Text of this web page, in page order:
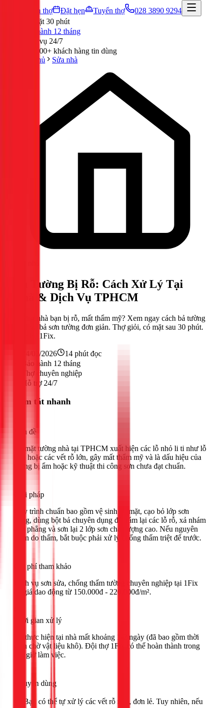
Tuyển thợ
Đặt hẹn Tuyển thợ
028 3890 9294
Có mặt 30 phút
Bảo hành 12 tháng
Phục vụ 24/7
300,000+ khách hàng tin dùng
Trang chủ
Sửa nhà
Bả Tường Bị Rỗ: Cách Xử Lý Tại
Nhà & Dịch Vụ TPHCM
Tường nhà bạn bị rỗ, mất thẩm mỹ? Xem ngay cách bả tường
bị rỗ và bả sơn tường đơn giản. Thợ giỏi, có mặt sau 30 phút.
Liên hệ 1Fix.
24/02/2026 14 phút đọc
Bảo hành 12 tháng
Thợ chuyên nghiệp
Hỗ trợ 24/7
Tóm tắt nhanh
Vấn đề
Bề mặt tường nhà tại TPHCM xuất hiện các lỗ nhỏ li ti như lỗ
kim hoặc các vết rỗ lớn, gây mất thẩm mỹ và là dấu hiệu của
tường bị ẩm hoặc kỹ thuật thi công sơn chưa đạt chuẩn.
Giải pháp
Quy trình chuẩn bao gồm vệ sinh bề mặt, cạo bỏ lớp sơn
hỏng, dùng bột bả chuyên dụng để trám lại các lỗ rỗ, xả nhám
cho phẳng và sơn lại 2 lớp sơn chất lượng cao. Nếu nguyên
nhân do thấm, bắt buộc phải xử lý chống thấm triệt để trước.
Chi phí tham khảo
Dịch vụ sơn sửa, chống thấm tường chuyên nghiệp tại 1Fix
có giá dao động từ 150.000đ - 220.000đ/m².
Thời gian xử lý
Tự thực hiện tại nhà mất khoảng 1-2 ngày (đã bao gồm thời
gian chờ vật liệu khô). Đội thợ 1Fix có thể hoàn thành trong
4-8 giờ làm việc.
Khuyên dùng
🟢 Bạn có thể tự xử lý các vết rỗ nhỏ, đơn lẻ. Tuy nhiên, nếu